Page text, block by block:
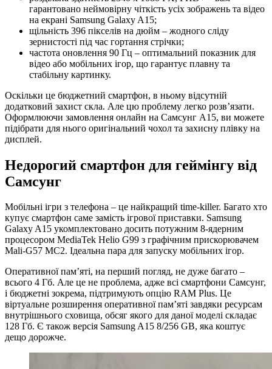
гарантовано неймовірну чіткість усіх зображень та відео
на екрані Samsung Galaxy A15;
щільність 396 пікселів на дюйм – жодного сліду
зернистості під час гортання стрічки;
частота оновлення 90 Гц – оптимальний показник для
відео або мобільних ігор, що гарантує плавну та
стабільну картинку.
Оскільки це бюджетний смартфон, в ньому відсутній
додатковий захист скла. Але цю проблему легко розв’язати.
Оформлюючи замовлення онлайн на Самсунг А15, ви можете
підібрати для нього оригінальний чохол та захисну плівку на
дисплей.
Недорогий смартфон для геймінгу від
Самсунг
Мобільні ігри з телефона – це найкращий time-killer. Багато хто
купує смартфон саме замість ігрової приставки. Samsung
Galaxy A15 укомплектовано досить потужним 8-ядерним
процесором MediaTek Helio G99 з графічним прискорювачем
Mali-G57 MC2. Ідеальна пара для запуску мобільних ігор.
Оперативної пам’яті, на перший погляд, не дуже багато –
всього 4 Гб. Але це не проблема, адже всі смартфони Самсунг,
і бюджетні зокрема, підтримують опцію RAM Plus. Це
віртуальне розширення оперативної пам’яті завдяки ресурсам
внутрішнього сховища, обсяг якого для даної моделі складає
128 Гб. Є також версія Samsung A15 8/256 GB, яка коштує
дещо дорожче.